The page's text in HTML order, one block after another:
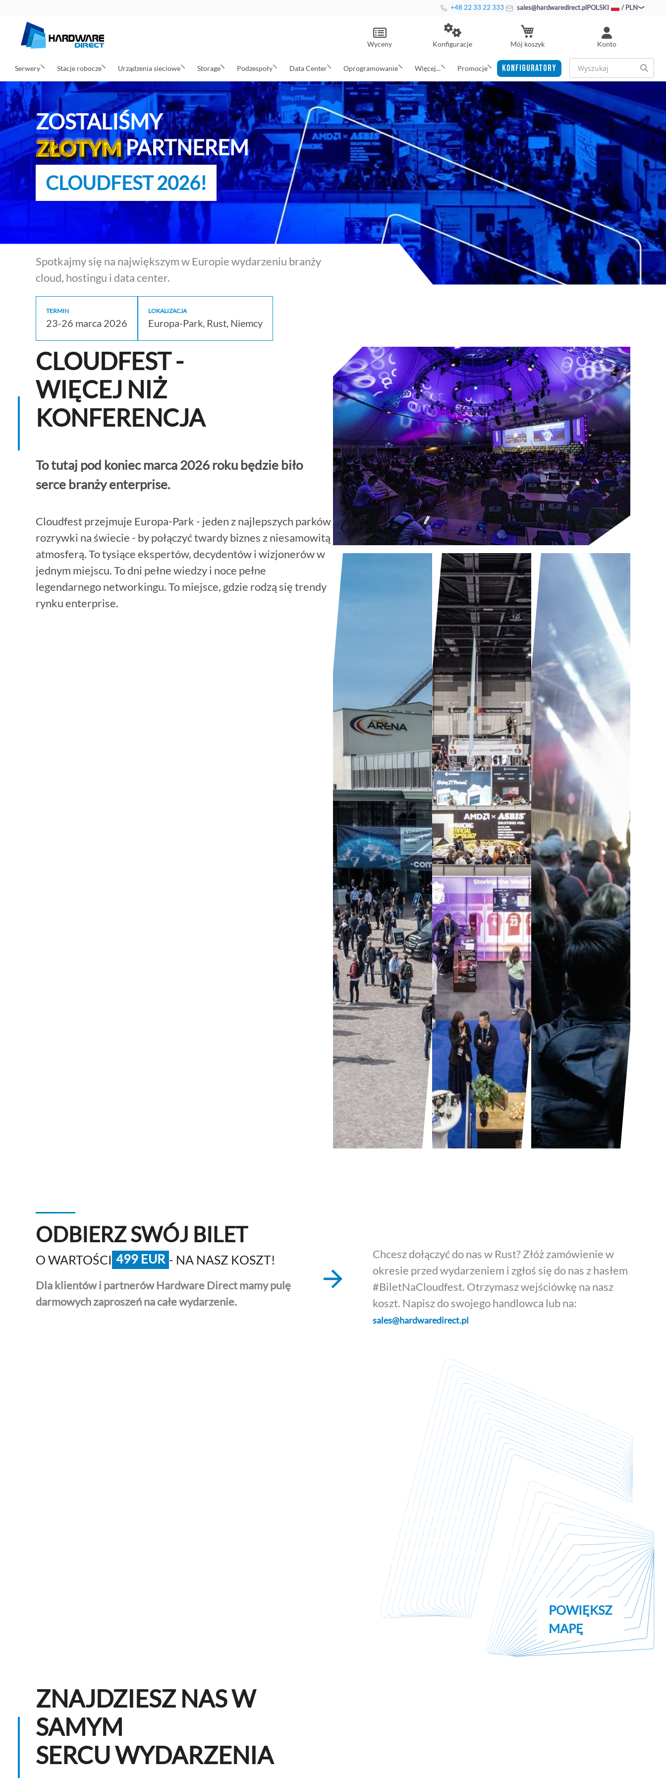
+48 22 33 22 333 sales@hardwaredirect.plPOLSKI / PLN
Konto
Konfiguracje Mój koszyk
Wyceny
Serwery Stacje robocze Urządzenia sieciowe Storage Podzespoły Data Center Oprogramowanie Więcej... Promocje KONFIGURATORY
ZOSTALIŚMY
PARTNEREM
CLOUDFEST 2026!
Spotkajmy się na największym w Europie wydarzeniu branży
cloud, hostingu i data center.
TERMIN
23-26 marca 2026
LOKALIZACJA
Europa-Park, Rust, Niemcy
CLOUDFEST -
WIĘCEJ NIŻ
KONFERENCJA
To tutaj pod koniec marca 2026 roku będzie biło
serce branży enterprise.
Cloudfest przejmuje Europa-Park - jeden z najlepszych parków
rozrywki na świecie - by połączyć twardy biznes z niesamowitą
atmosferą. To tysiące ekspertów, decydentów i wizjonerów w
jednym miejscu. To dni pełne wiedzy i noce pełne
legendarnego networkingu. To miejsce, gdzie rodzą się trendy
rynku enterprise.
ODBIERZ SWÓJ BILET
O WARTOŚCI 499 EUR - NA NASZ KOSZT!
Dla klientów i partnerów Hardware Direct mamy pulę
darmowych zaproszeń na całe wydarzenie.
Chcesz dołączyć do nas w Rust? Złóż zamówienie w
okresie przed wydarzeniem i zgłoś się do nas z hasłem
#BiletNaCloudfest. Otrzymasz wejściówkę na nasz
koszt. Napisz do swojego handlowca lub na:
sales@hardwaredirect.pl
NIEZAWODNOŚĆ
Urządzenia nowe i
refurbished u nas kupisz z
rozszerzoną gwarancją do 60
miesięcy.
SUSTAINABILITY
Przewodni motyw
CloudFest. Wybierając
refurbished stawiasz na
oszczędność, niższą emisję
CO₂ i lepsze ESG.
ZNAJDZIESZ NAS W
SAMYM
SERCU WYDARZENIA
POWIĘKSZ
MAPĘ